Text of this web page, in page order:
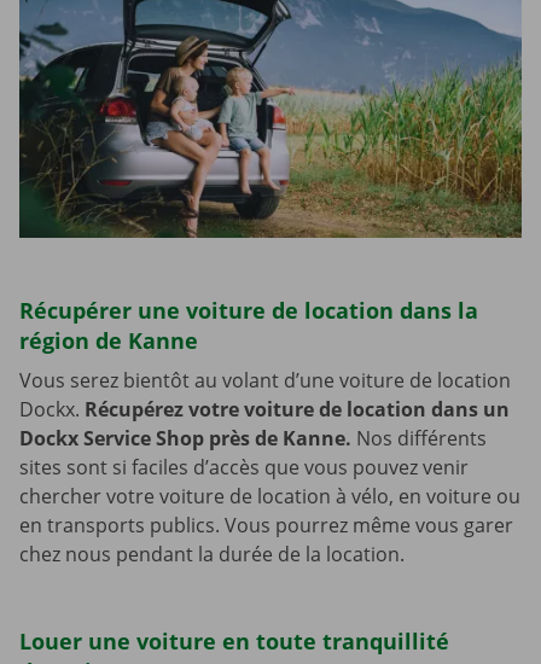
Récupérer une voiture de location dans la
région de Kanne
Vous serez bientôt au volant d’une voiture de location
Dockx. Récupérez votre voiture de location dans un
Dockx Service Shop près de Kanne. Nos différents
sites sont si faciles d’accès que vous pouvez venir
chercher votre voiture de location à vélo, en voiture ou
en transports publics. Vous pourrez même vous garer
chez nous pendant la durée de la location.
Louer une voiture en toute tranquillité